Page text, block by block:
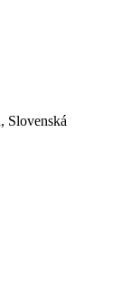
Slovenská